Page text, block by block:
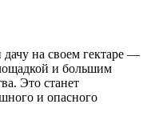
на своем гектаре —
и большим
Это станет
и опасного